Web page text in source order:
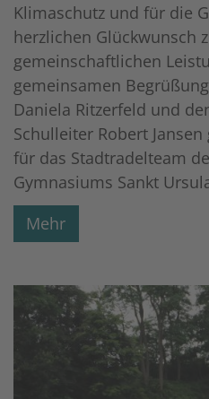
Klimaschutz und für die
herzlichen Glückwunsch
gemeinschaftlichen
gemeinsamen
Daniela Ritzerfeld und
Schulleiter Robert
für das Stadtradelteam
Gymnasiums Sankt
Mehr